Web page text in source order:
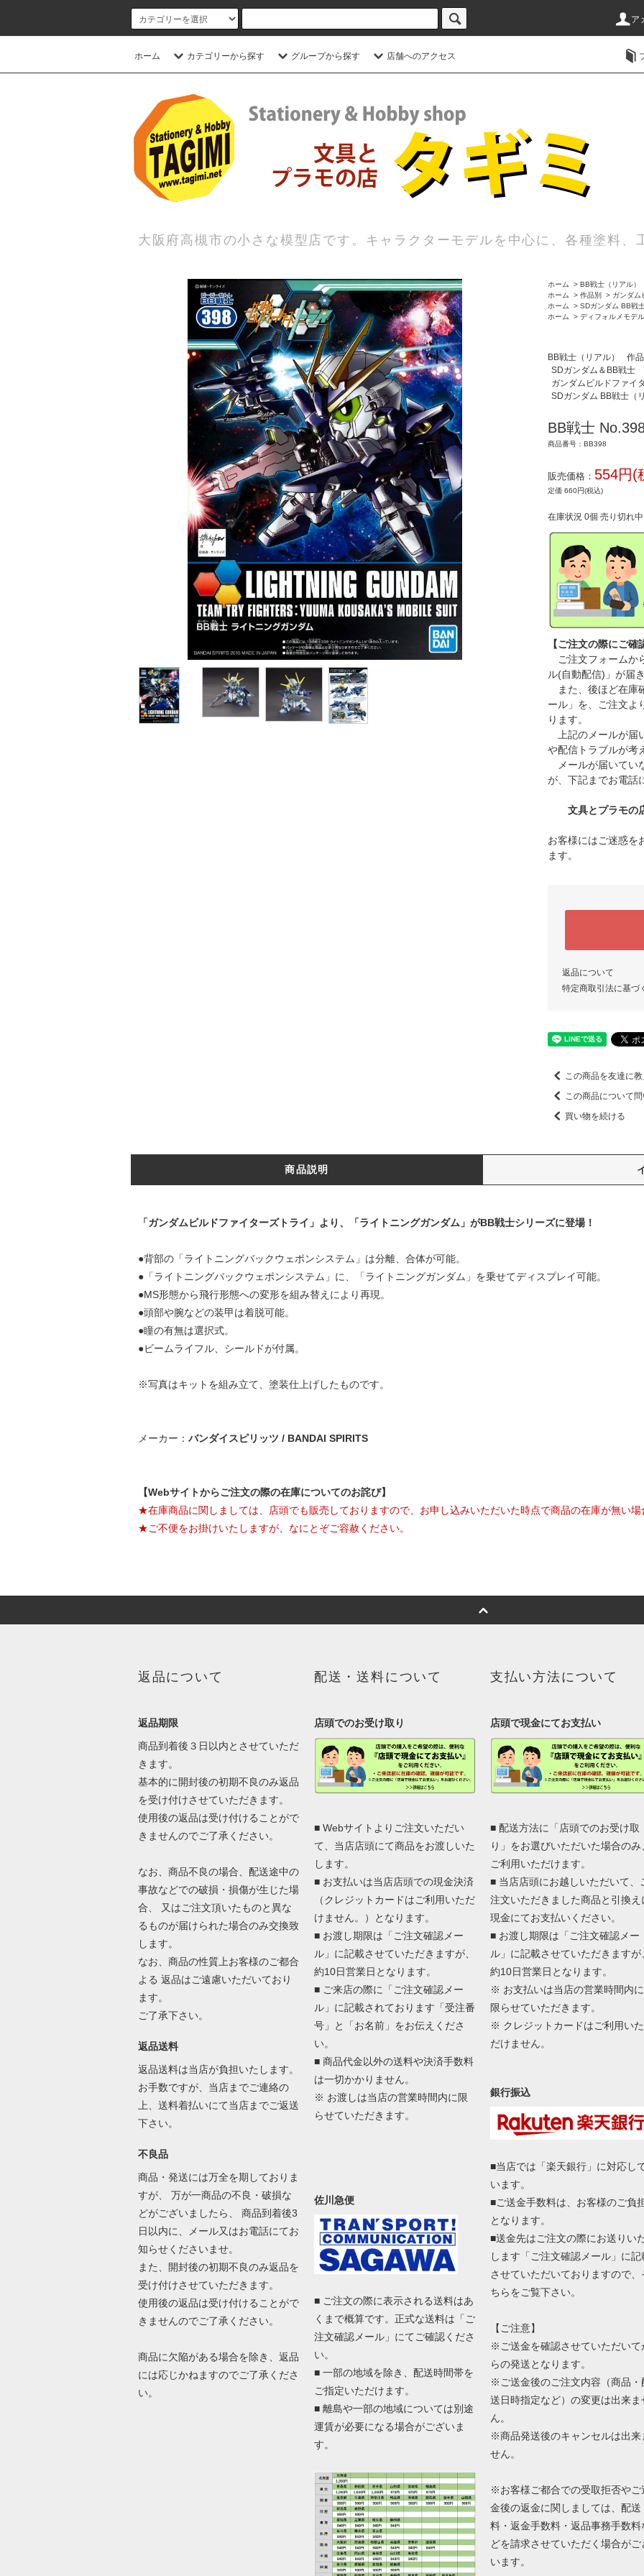
ア
ホーム カテゴリーから探す グループから探す 店舗へのアクセス
大阪府高槻市の小さな模型店です。キャラクターモデルを中心に、各種塗料、
ホーム > BB戦士（リアル）
ホーム
> 作品別 > ガンダム
ホーム
> SDガンダム BB戦
ホーム
> ディフォルメモデル
BB戦士（リアル） 作
SDガンダム＆BB戦士
ガンダムビルドファイ
SDガンダム BB戦士（
BB戦士
商品番号：BB398
販売価格： 554円(
定価 660円(税込)
在庫状況 0個 売り切れ
【ご注文の際にご確
ご注文フォームか
ル(自動配信)」が届き
また、後ほど在庫
ール」を、ご注文よ
ります。
上記のメールが届
や配信トラブルが考
メールが届いてい
が、下記までお電話
文具とプラモ
お客様にはご迷惑を
ます。
返品について
特定商取引法に基づ
この商品を友達に教
この商品について
買い物を続ける
商品説明
「ガンダムビルドファイターズトライ」より、「ライトニングガンダム」がBB戦士シリーズに登場！
●背部の「ライトニングバックウェポンシステム」は分離、合体が可能。
●「ライトニングバックウェポンシステム」に、「ライトニングガンダム」を乗せてディスプレイ可能。
●MS形態から飛行形態への変形を組み替えにより再現。
●頭部や腕などの装甲は着脱可能。
●瞳の有無は選択式。
●ビームライフル、シールドが付属。
※写真はキットを組み立て、塗装仕上げしたものです。
メーカー： バンダイスピリッツ / BANDAI SPIRITS
【Webサイトからご注文の際の在庫についてのお詫び】
★在庫商品に関しましては、店頭でも販売しておりますので、お申し込みいただいた時点で商品の在庫が無い場
★ご不便をお掛けいたしますが、なにとぞご容赦ください。
返品について
返品期限
商品到着後３日以内とさせていただ
きます。
基本的に開封後の初期不良のみ返品
を受け付けさせていただきます。
使用後の返品は受け付けることがで
きませんのでご了承ください。
なお、商品不良の場合、配送途中の
事故などでの破損・損傷が生じた場
合、 又はご注文頂いたものと異な
るものが届けられた場合のみ交換致
します。
なお、商品の性質上お客様のご都合
よる 返品はご遠慮いただいており
ます。
ご了承下さい。
返品送料
返品送料は当店が負担いたします。
お手数ですが、当店までご連絡の
上、送料着払いにて当店までご返送
下さい。
不良品
商品・発送には万全を期しておりま
すが、 万が一商品の不良・破損な
どがございましたら、 商品到着後3
日以内に、メール又はお電話にてお
知らせくださいませ。
また、開封後の初期不良のみ返品を
受け付けさせていただきます。
使用後の返品は受け付けることがで
きませんのでご了承ください。
商品に欠陥がある場合を除き、返品
には応じかねますのでご了承くださ
い。
配送・送料について
店頭でのお受け取り
■ Webサイトよりご注文いただい
て、当店店頭にて商品をお渡しいた
します。
■ お支払いは当店店頭での現金決済
（クレジットカードはご利用いただ
けません。）となります。
■ お渡し期限は「ご注文確認メー
ル」に記載させていただきますが、
約10日営業日となります。
■ ご来店の際に「ご注文確認メー
ル」に記載されております「受注番
号」と「お名前」をお伝えくださ
い。
■ 商品代金以外の送料や決済手数料
は一切かかりません。
※ お渡しは当店の営業時間内に限
らせていただきます。
佐川急便
■ ご注文の際に表示される送料はあ
くまで概算です。正式な送料は「ご
注文確認メール」にてご確認くださ
い。
■ 一部の地域を除き、配送時間帯を
ご指定いただけます。
■ 離島や一部の地域については別途
運賃が必要になる場合がございま
す。
支払い方法について
店頭で現金にてお支払い
■ 配送方法に「店頭でのお受け取
り」をお選びいただいた場合のみ
ご利用いただけます。
■ 当店店頭にお越しいただいて、
注文いただきました商品と引換え
現金にてお支払いください。
■ お渡し期限は「ご注文確認メー
ル」に記載させていただきますが
約10日営業日となります。
※ お支払いは当店の営業時間内に
限らせていただきます。
※ クレジットカードはご利用いた
だけません。
銀行振込
■当店では「楽天銀行」に対応し
います。
■ご送金手数料は、お客様のご負
となります。
■送金先はご注文の際にお送りい
します「ご注文確認メール」に記
させていただいておりますので、
ちらをご覧下さい。
【ご注意】
※ご送金を確認させていただいて
らの発送となります。
※ご送金後のご注文内容（商品・
送日時指定など）の変更は出来ま
ん。
※商品発送後のキャンセルは出来
せん。
※お客様ご都合での受取拒否やご
金後の返金に関しましては、配送
料・返金手数料・返品事務手数料
どを請求させていただく場合がご
います。